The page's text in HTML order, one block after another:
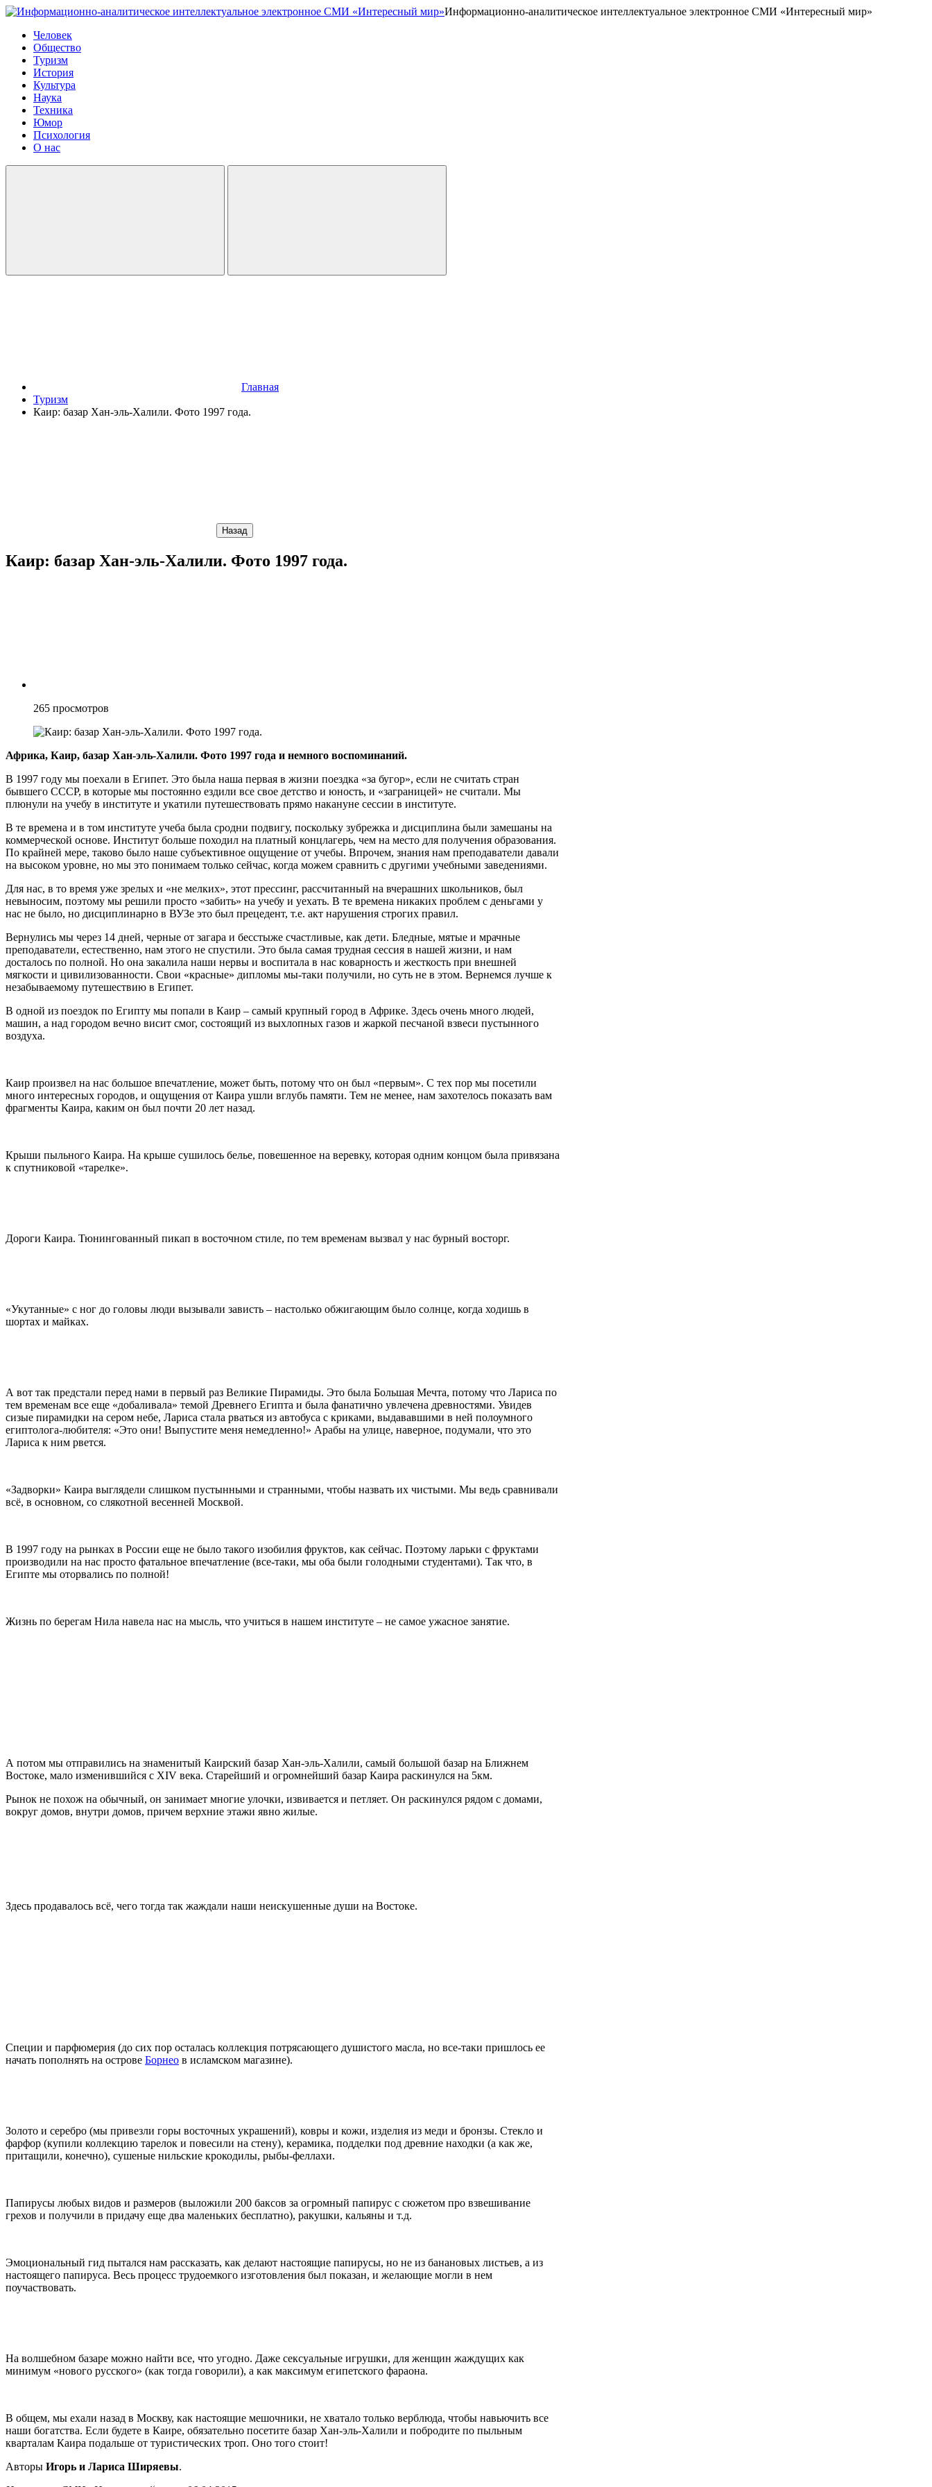
Информационно-аналитическое интеллектуальное электронное СМИ «Интересный мир»
Человек
Общество
Туризм
История
Культура
Наука
Техника
Юмор
Психология
О нас
Главная
Туризм
Каир: базар Хан-эль-Халили. Фото 1997 года.
Назад
Каир: базар Хан-эль-Халили. Фото 1997 года.
265 просмотров
Африка, Каир, базар Хан-эль-Халили. Фото 1997 года и немного воспоминаний.
В 1997 году мы поехали в Египет. Это была наша первая в жизни поездка «за бугор», если не считать стран
бывшего СССР, в которые мы постоянно ездили все свое детство и юность, и «заграницей» не считали. Мы
плюнули на учебу в институте и укатили путешествовать прямо накануне сессии в институте.
В те времена и в том институте учеба была сродни подвигу, поскольку зубрежка и дисциплина были замешаны на
коммерческой основе. Институт больше походил на платный концлагерь, чем на место для получения образования.
По крайней мере, таково было наше субъективное ощущение от учебы. Впрочем, знания нам преподаватели давали
на высоком уровне, но мы это понимаем только сейчас, когда можем сравнить с другими учебными заведениями.
Для нас, в то время уже зрелых и «не мелких», этот прессинг, рассчитанный на вчерашних школьников, был
невыносим, поэтому мы решили просто «забить» на учебу и уехать. В те времена никаких проблем с деньгами у
нас не было, но дисциплинарно в ВУЗе это был прецедент, т.е. акт нарушения строгих правил.
Вернулись мы через 14 дней, черные от загара и бесстыже счастливые, как дети. Бледные, мятые и мрачные
преподаватели, естественно, нам этого не спустили. Это была самая трудная сессия в нашей жизни, и нам
досталось по полной. Но она закалила наши нервы и воспитала в нас коварность и жесткость при внешней
мягкости и цивилизованности. Свои «красные» дипломы мы-таки получили, но суть не в этом. Вернемся лучше к
незабываемому путешествию в Египет.
В одной из поездок по Египту мы попали в Каир – самый крупный город в Африке. Здесь очень много людей,
машин, а над городом вечно висит смог, состоящий из выхлопных газов и жаркой песчаной взвеси пустынного
воздуха.
Каир произвел на нас большое впечатление, может быть, потому что он был «первым». С тех пор мы посетили
много интересных городов, и ощущения от Каира ушли вглубь памяти. Тем не менее, нам захотелось показать вам
фрагменты Каира, каким он был почти 20 лет назад.
Крыши пыльного Каира. На крыше сушилось белье, повешенное на веревку, которая одним концом была привязана
к спутниковой «тарелке».
Дороги Каира. Тюнингованный пикап в восточном стиле, по тем временам вызвал у нас бурный восторг.
«Укутанные» с ног до головы люди вызывали зависть – настолько обжигающим было солнце, когда ходишь в
шортах и майках.
А вот так предстали перед нами в первый раз Великие Пирамиды. Это была Большая Мечта, потому что Лариса по
тем временам все еще «добаливала» темой Древнего Египта и была фанатично увлечена древностями. Увидев
сизые пирамидки на сером небе, Лариса стала рваться из автобуса с криками, выдававшими в ней полоумного
египтолога-любителя: «Это они! Выпустите меня немедленно!» Арабы на улице, наверное, подумали, что это
Лариса к ним рвется.
«Задворки» Каира выглядели слишком пустынными и странными, чтобы назвать их чистыми. Мы ведь сравнивали
всё, в основном, со слякотной весенней Москвой.
В 1997 году на рынках в России еще не было такого изобилия фруктов, как сейчас. Поэтому ларьки с фруктами
производили на нас просто фатальное впечатление (все-таки, мы оба были голодными студентами). Так что, в
Египте мы оторвались по полной!
Жизнь по берегам Нила навела нас на мысль, что учиться в нашем институте – не самое ужасное занятие.
А потом мы отправились на знаменитый Каирский базар Хан-эль-Халили, самый большой базар на Ближнем
Востоке, мало изменившийся с XIV века. Старейший и огромнейший базар Каира раскинулся на 5км.
Рынок не похож на обычный, он занимает многие улочки, извивается и петляет. Он раскинулся рядом с домами,
вокруг домов, внутри домов, причем верхние этажи явно жилые.
Здесь продавалось всё, чего тогда так жаждали наши неискушенные души на Востоке.
Специи и парфюмерия (до сих пор осталась коллекция потрясающего душистого масла, но все-таки пришлось ее
начать пополнять на острове Борнео в исламском магазине).
Золото и серебро (мы привезли горы восточных украшений), ковры и кожи, изделия из меди и бронзы. Стекло и
фарфор (купили коллекцию тарелок и повесили на стену), керамика, подделки под древние находки (а как же,
притащили, конечно), сушеные нильские крокодилы, рыбы-феллахи.
Папирусы любых видов и размеров (выложили 200 баксов за огромный папирус с сюжетом про взвешивание
грехов и получили в придачу еще два маленьких бесплатно), ракушки, кальяны и т.д.
Эмоциональный гид пытался нам рассказать, как делают настоящие папирусы, но не из банановых листьев, а из
настоящего папируса. Весь процесс трудоемкого изготовления был показан, и желающие могли в нем
поучаствовать.
На волшебном базаре можно найти все, что угодно. Даже сексуальные игрушки, для женщин жаждущих как
минимум «нового русского» (как тогда говорили), а как максимум египетского фараона.
В общем, мы ехали назад в Москву, как настоящие мешочники, не хватало только верблюда, чтобы навьючить все
наши богатства. Если будете в Каире, обязательно посетите базар Хан-эль-Халили и побродите по пыльным
кварталам Каира подальше от туристических троп. Оно того стоит!
Авторы Игорь и Лариса Ширяевы.